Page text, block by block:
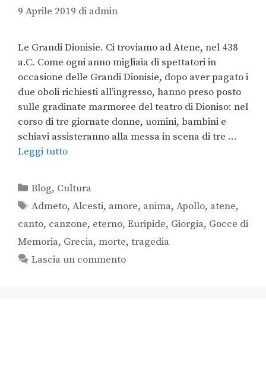
9 Aprile 2019 di admin
Le Grandi Dionisie. Ci troviamo ad Atene, nel 438
a.C. Come ogni anno migliaia di spettatori in
occasione delle Grandi Dionisie, dopo aver pagato i
due oboli richiesti all’ingresso, hanno preso posto
sulle gradinate marmoree del teatro di Dioniso: nel
corso di tre giornate donne, uomini, bambini e
schiavi assisteranno alla messa in scena di tre …
Leggi tutto
Blog, Cultura
Admeto,Alcesti, amore, anima,Apollo, atene,
canto, canzone, eterno, Euripide, Giorgia, Gocce di
Memoria, Grecia, morte, tragedia
Lascia un commento